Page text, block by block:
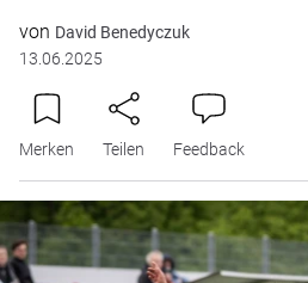
von David Benedyczuk
13.06.2025
Merken Teilen Feedback